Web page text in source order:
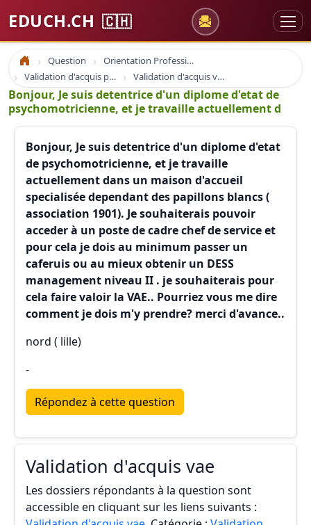
EDUCH.CH 🇨🇭
Accueil Question
Orientation Professionnelle
Validation d'acquis professionnel
Validation d'acquis vae
Bonjour, Je suis detentrice d'un diplome d'etat de
psychomotricienne, et je travaille actuellement d
Bonjour, Je suis detentrice d'un diplome d'etat
de psychomotricienne, et je travaille
actuellement dans un maison d'accueil
specialisée dependant des papillons blancs (
association 1901). Je souhaiterais pouvoir
acceder à un poste de cadre chef de service et
pour cela je dois au minimum passer un
caferuis ou au mieux obtenir un DESS
management niveau II . je souhaiterais pour
cela faire valoir la VAE.. Pourriez vous me dire
comment je dois m'y prendre? merci d'avance..
nord ( lille)
-
Répondez à cette question
Validation d'acquis vae
Les dossiers répondants à la question sont
accessible en cliquant sur les liens suivants :